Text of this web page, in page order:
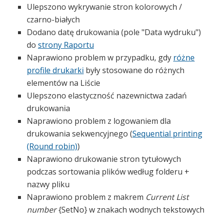
Ulepszono wykrywanie stron kolorowych /
czarno-białych
Dodano datę drukowania (pole "Data wydruku")
do strony Raportu
Naprawiono problem w przypadku, gdy różne
profile drukarki były stosowane do różnych
elementów na Liście
Ulepszono elastyczność nazewnictwa zadań
drukowania
Naprawiono problem z logowaniem dla
drukowania sekwencyjnego (Sequential printing
(Round robin))
Naprawiono drukowanie stron tytułowych
podczas sortowania plików według folderu +
nazwy pliku
Naprawiono problem z makrem Current List
number{SetNo} w znakach wodnych tekstowych